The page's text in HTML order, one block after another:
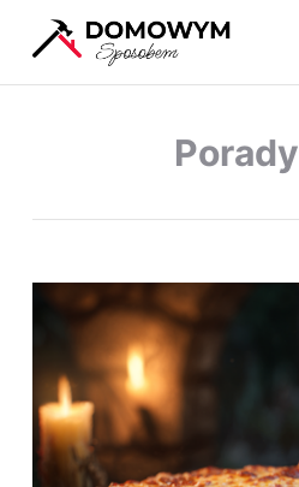
Porady